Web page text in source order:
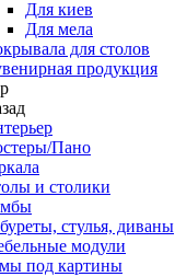
Для киев
Для мела
для столов
продукция
Пано
и столики
стулья, диваны
модули
под картины